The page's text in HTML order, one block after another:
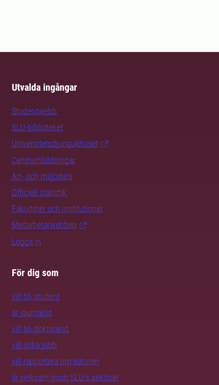
Utvalda ingångar
Studentwebb
SLU-biblioteket
Universitetsdjursjukhuset
Centrumbildningar
Art- och miljödata
Officiell statistik
Fakulteter och institutioner
Medarbetarwebben
Logga in
För dig som
vill bli student
är journalist
vill bli doktorand
vill söka jobb
vill rapportera om naturen
är verksam inom SLU:s sektorer